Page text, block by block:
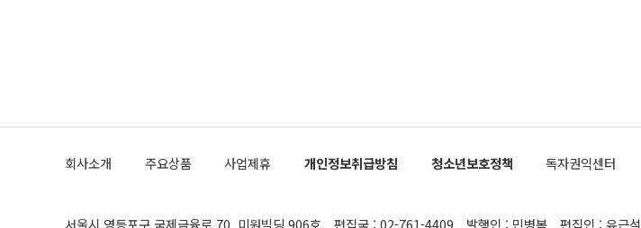
회사소개 주요상품 사업제휴 개인정보취급방침 청소년보호정책 독자권익센터
서울시 영등포구 국제금융로 70, 미원빌딩 906호 편집국 : 02-761-4409 발행인 : 민병복 편집인 : 유근석